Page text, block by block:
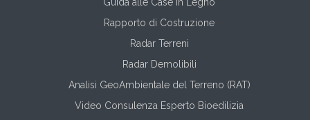
Rapporto di Costruzione
Radar Terreni
Radar Demolibili
Analisi GeoAmbientale del Terreno (RAT)
Video Consulenza Esperto Bioedilizia